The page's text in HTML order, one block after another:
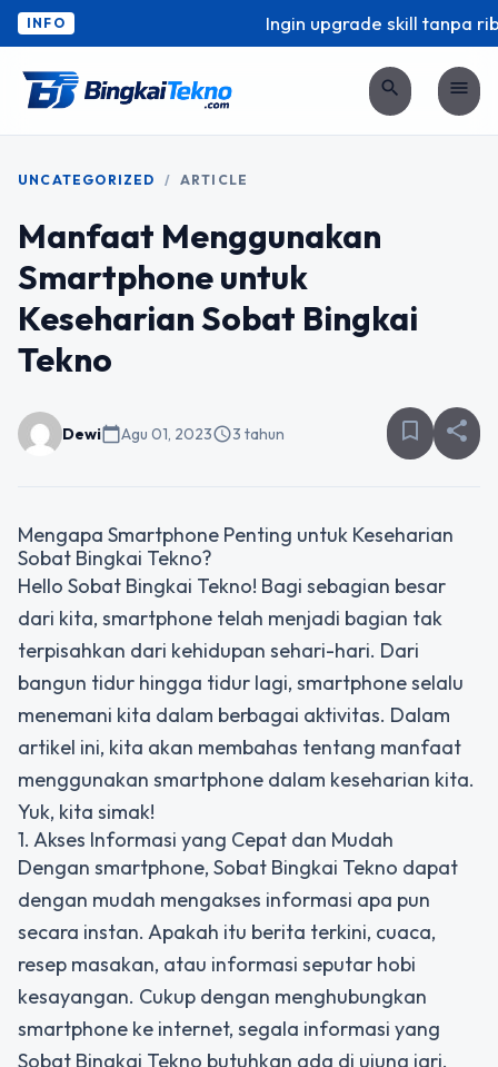
INFO Ingin upgrade skill tanpa
search menu
UNCATEGORIZED / ARTICLE
Manfaat Menggunakan
Smartphone untuk
Keseharian Sobat Bingkai
Tekno
Dewicalendar_todayAgu 01, 2023schedule3 tahun bookmark_border share
Mengapa Smartphone Penting untuk Keseharian
Sobat Bingkai Tekno?
Hello Sobat Bingkai Tekno! Bagi sebagian besar
dari kita, smartphone telah menjadi bagian tak
terpisahkan dari kehidupan sehari-hari. Dari
bangun tidur hingga tidur lagi, smartphone selalu
menemani kita dalam berbagai aktivitas. Dalam
artikel ini, kita akan membahas tentang manfaat
menggunakan smartphone dalam keseharian kita.
Yuk, kita simak!
1. Akses Informasi yang Cepat dan Mudah
Dengan smartphone, Sobat Bingkai Tekno dapat
dengan mudah mengakses informasi apa pun
secara instan. Apakah itu berita terkini, cuaca,
resep masakan, atau informasi seputar hobi
kesayangan. Cukup dengan menghubungkan
smartphone ke internet, segala informasi yang
Sobat Bingkai Tekno butuhkan ada di ujung jari.